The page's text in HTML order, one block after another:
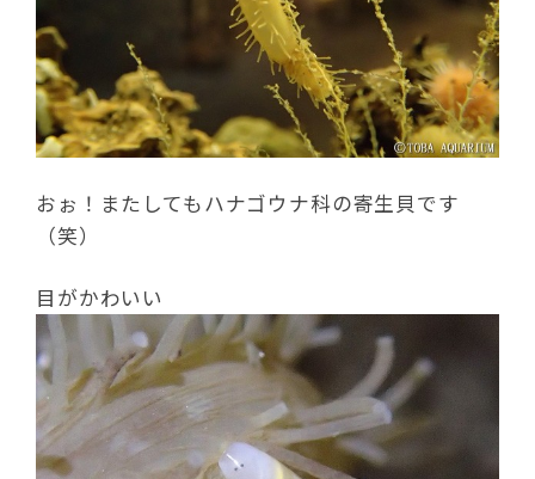
おぉ！またしてもハナゴウナ科の寄生貝です
（笑）
目がかわいい